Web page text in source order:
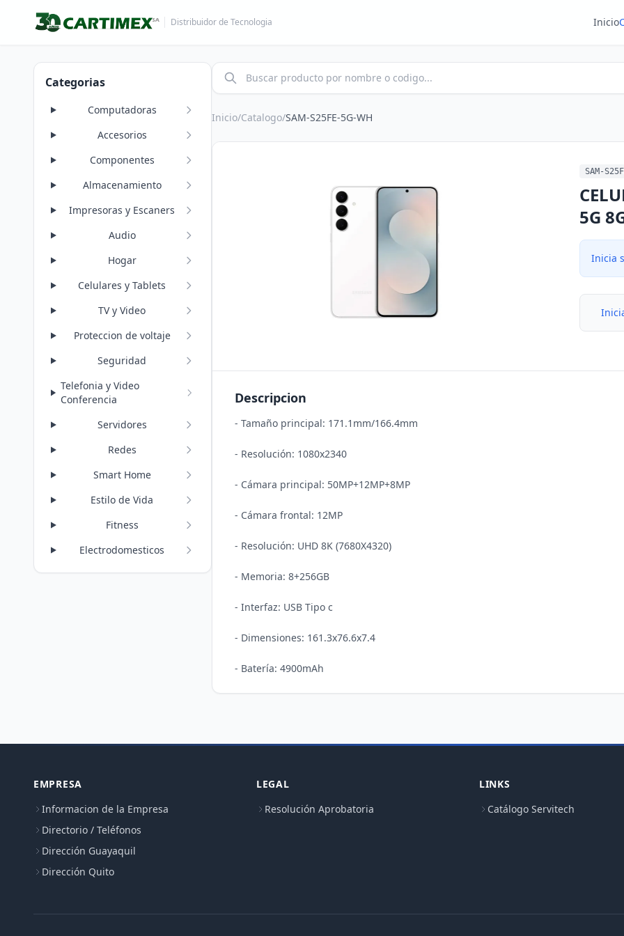
Distribuidor de Tecnologia Inicio
Categorias
Computadoras
Accesorios
Componentes
Almacenamiento
Impresoras y Escaners
Audio
Hogar
Celulares y Tablets
TV y Video
Proteccion de voltaje
Seguridad
Telefonia y Video
Conferencia
Servidores
Redes
Smart Home
Estilo de Vida
Fitness
Electrodomesticos
Inicio/Catalogo/SAM-S25FE-5G-WH
SAM-
5G
Inicia
Descripcion
- Tamaño principal: 171.1mm/166.4mm
- Resolución: 1080x2340
- Cámara principal: 50MP+12MP+8MP
- Cámara frontal: 12MP
- Resolución: UHD 8K (7680X4320)
- Memoria: 8+256GB
- Interfaz: USB Tipo c
- Dimensiones: 161.3x76.6x7.4
EMPRESA
Informacion de la Empresa
Directorio / Teléfonos
Dirección Guayaquil
Dirección Quito
LEGAL
Resolución Aprobatoria
LINKS
Catálogo Servitech